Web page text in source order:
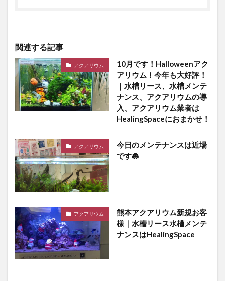
関連する記事
アクアリウム
10月です！Halloweenアク
アリウム！今年も大好評！
｜水槽リース、水槽メンテ
ナンス、アクアリウムの導
入、アクアリウム業者は
HealingSpaceにおまかせ！
アクアリウム
今日のメンテナンスは近場
です🐙
アクアリウム
熊本アクアリウム新規お客
様｜水槽リース水槽メンテ
ナンスはHealingSpace